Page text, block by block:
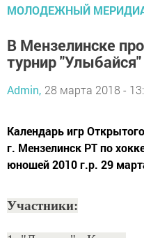
МОЛОДЕЖНЫЙ
В Мензелинске
турнир "Улыбайся"
Admin, 28 марта 2018 -
Календарь игр
г. Мензелинск РТ по
юношей 2010 г.р. 29
Участники: